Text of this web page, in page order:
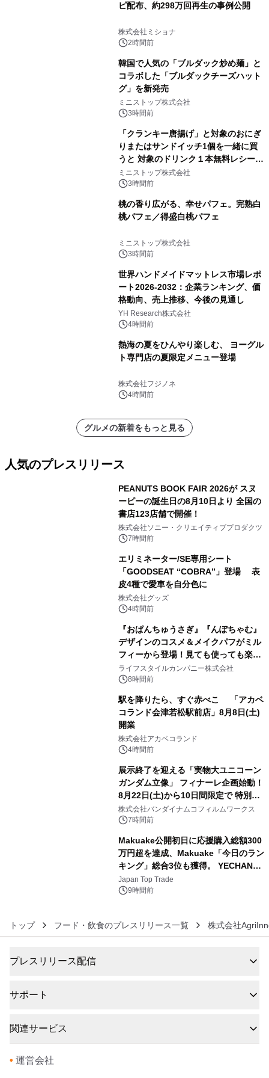
ピ配布、約298万回再生の事例公開
株式会社ミショナ
2時間前
韓国で人気の「ブルダック炒め麺」と
コラボした「ブルダックチーズハット
グ」を新発売
ミニストップ株式会社
3時間前
「クランキー唐揚げ」と対象のおにぎ
りまたはサンドイッチ1個を一緒に買
うと 対象のドリンク１本無料レシート
クーポンもらえる！※1
ミニストップ株式会社
3時間前
桃の香り広がる、幸せパフェ。完熟白
桃パフェ／得盛白桃パフェ
ミニストップ株式会社
3時間前
世界ハンドメイドマットレス市場レポ
ート2026-2032：企業ランキング、価
格動向、売上推移、今後の見通し
YH Research株式会社
4時間前
熱海の夏をひんやり楽しむ、 ヨーグル
ト専門店の夏限定メニュー登場
株式会社フジノネ
4時間前
グルメの新着をもっと見る
人気のプレスリリース
PEANUTS BOOK FAIR 2026が スヌ
ーピーの誕生日の8月10日より 全国の
書店123店舗で開催！
株式会社ソニー・クリエイティブプロダクツ
7時間前
エリミネーター/SE専用シート
「GOODSEAT “COBRA”」登場 表
皮4種で愛車を自分色に
株式会社グッズ
4時間前
『おぱんちゅうさぎ』『んぽちゃむ』
デザインのコスメ＆メイクパフがミル
フィーから登場！見ても使っても楽し
い、ポップでキュートなコレクショ
ン。
ライフスタイルカンパニー株式会社
8時間前
駅を降りたら、すぐ赤べこ 「アカベ
コランド会津若松駅前店」8月8日(土)
開業
株式会社アカベコランド
4時間前
展示終了を迎える「実物大ユニコーン
ガンダム立像」 フィナーレ企画始動！
8月22日(土)から10日間限定で 特別映
像『UNICORN GUNDAM Statue ―
BEYOND POSSIBILITY ―』を上映！
株式会社バンダイナムコフィルムワークス
7時間前
Makuake公開初日に応援購入総額300
万円超を達成、Makuake「今日のラン
キング」総合3位も獲得。 YECHAN音
浴シンギングボウル第2弾の大型サイ
ズ（XL・2XL・3XL）を先行販売中
Japan Top Trade
9時間前
トップ フード・飲食のプレスリリース一覧 株式会社
プレスリリース配信
サポート
関連サービス
• 運営会社